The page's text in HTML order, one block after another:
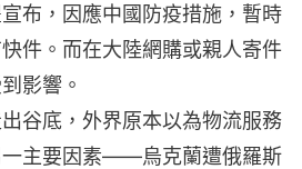
布，因應中國防疫措施，暫時
件。而在大陸網購或親人寄件
影響。
谷底，外界原本以為物流服務
一主要因素——烏克蘭遭俄羅斯